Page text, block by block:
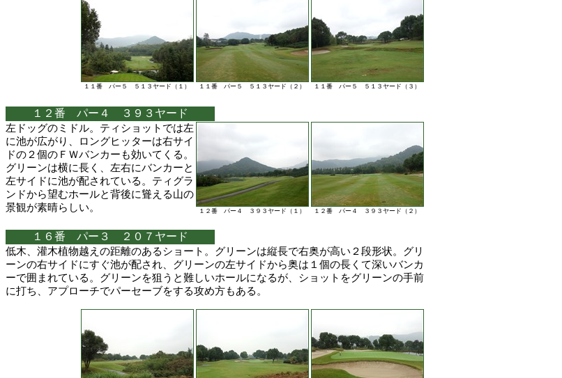
１１番 パー５ ５１３ヤード（３）
１１番 パー５ ５１３ヤード（２）
１１番 パー５ ５１３ヤード（１）
１２番 パー４ ３９３ヤード
１２番 パー４ ３９３ヤード（２）
１２番 パー４ ３９３ヤード（１）
左ドッグのミドル。ティショットでは左
に池が広がり、ロングヒッターは右サイ
ドの２個のＦＷバンカーも効いてくる。
グリーンは横に長く、左右にバンカーと
左サイドに池が配されている。ティグラ
ンドから望むホールと背後に聳える山の
景観が素晴らしい。
１６番 パー３ ２０７ヤード
低木、灌木植物越えの距離のあるショート。グリーンは縦長で右奥が高い２段形状。グリ
ーンの右サイドにすぐ池が配され、グリーンの左サイドから奥は１個の長くて深いバンカ
ーで囲まれている。グリーンを狙うと難しいホールになるが、ショットをグリーンの手前
に打ち、アプローチでパーセーブをする攻め方もある。